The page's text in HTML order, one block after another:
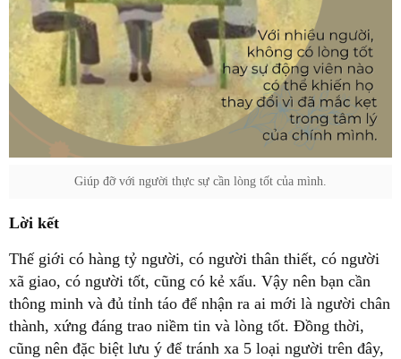
Giúp đỡ với người thực sự cần lòng tốt của mình.
xã giao, có người tốt, cũng có kẻ xấu. Vậy nên bạn cần
thông minh và đủ tỉnh táo để nhận ra ai mới là người chân
thành, xứng đáng trao niềm tin và lòng tốt. Đồng thời,
cũng nên đặc biệt lưu ý để tránh xa 5 loại người trên đây,